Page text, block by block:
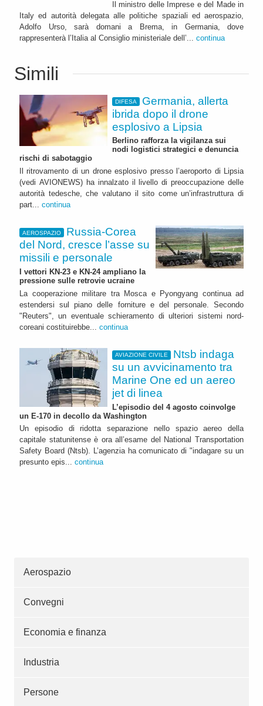
Il ministro delle Imprese e del Made in
Italy ed autorità delegata alle politiche spaziali ed aerospazio,
Adolfo Urso, sarà domani a Brema, in Germania, dove
rappresenterà l’Italia al Consiglio ministeriale dell’... continua
Simili
DIFESA
Germania, allerta
ibrida dopo il drone
esplosivo a Lipsia
Berlino rafforza la vigilanza sui
nodi logistici strategici e denuncia
rischi di sabotaggio
Il ritrovamento di un drone esplosivo presso l’aeroporto di Lipsia
(vedi AVIONEWS) ha innalzato il livello di preoccupazione delle
autorità tedesche, che valutano il sito come un’infrastruttura di
part... continua
AEROSPAZIO
Russia-Corea
del Nord, cresce l’asse su
missili e personale
I vettori KN-23 e KN-24 ampliano la
pressione sulle retrovie ucraine
La cooperazione militare tra Mosca e Pyongyang continua ad
estendersi sul piano delle forniture e del personale. Secondo
"Reuters", un eventuale schieramento di ulteriori sistemi nord-
coreani costituirebbe... continua
AVIAZIONE CIVILE
Ntsb indaga
su un avvicinamento tra
Marine One ed un aereo
jet di linea
L’episodio del 4 agosto coinvolge
un E-170 in decollo da Washington
Un episodio di ridotta separazione nello spazio aereo della
capitale statunitense è ora all’esame del National Transportation
Safety Board (Ntsb). L’agenzia ha comunicato di "indagare su un
presunto epis... continua
Aerospazio
Convegni
Economia e finanza
Industria
Persone